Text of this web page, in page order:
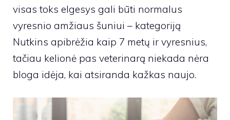
visas toks elgesys gali būti normalus
vyresnio amžiaus šuniui – kategoriją
Nutkins apibrėžia kaip 7 metų ir vyresnius,
tačiau kelionė pas veterinarą niekada nėra
bloga idėja, kai atsiranda kažkas naujo.